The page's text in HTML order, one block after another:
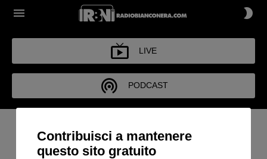
LIVE
PODCAST
ARCHIVIO TUTTA LA JUVE
CHE VUOI 2021-2022
Contribuisci a mantenere
questo sito gratuito